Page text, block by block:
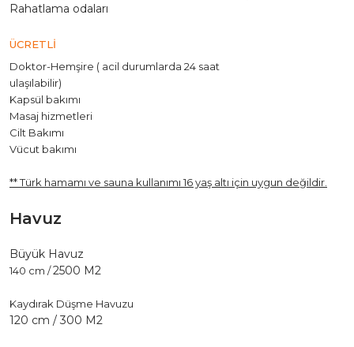
Rahatlama odaları
ÜCRETLİ
Doktor-Hemşire ( acil durumlarda 24 saat
ulaşılabilir)
Kapsül bakımı
Masaj hizmetleri
Cilt Bakımı
Vücut bakımı
** Türk hamamı ve sauna kullanımı 16 yaş altı için uygun değildir.
Havuz
Büyük Havuz
140 cm /2500 M2
Kaydırak Düşme Havuzu
120 cm /300 M2